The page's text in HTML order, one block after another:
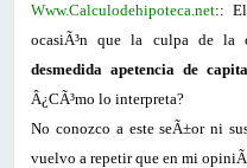
Www.Calculodehipoteca.net::
ocasiÃ³n que la culpa de la
desmedida apetencia de
Â¿CÃ³mo lo interpreta?
No conozco a este seÃ±or ni
vuelvo a repetir que en mi